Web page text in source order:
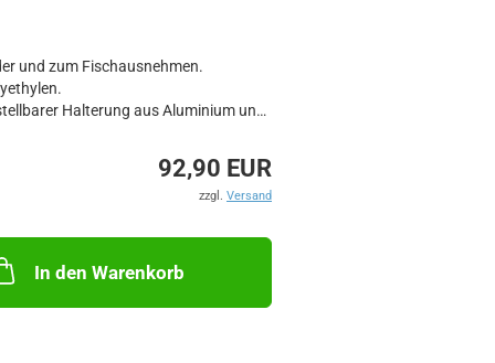
und zum Fischausnehmen.
Halterung aus Aluminium und
von 285 mm bis 580 mm
zum Stecken in eingebauten
92,90 EUR
zzgl. Versand
In den Warenkorb